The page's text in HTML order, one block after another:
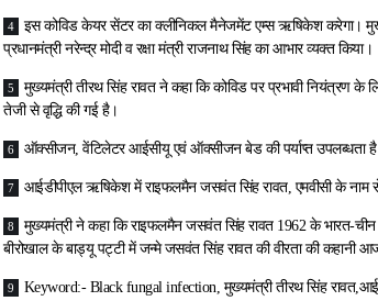
इस कोविड केयर सेंटर का क्लीनिकल मैनेजमेंट एम्स ऋषिकेश करेगा।
प्रधानमंत्री नरेन्द्र मोदी व रक्षा मंत्री राजनाथ सिंह का आभार व्यक्त किया।
मुख्यमंत्री तीरथ सिंह रावत ने कहा कि कोविड पर प्रभावी नियंत्रण के
तेजी से वृद्धि की गई है।
ऑक्सीजन, वेंटिलेटर आईसीयू एवं ऑक्सीजन बेड की पर्याप्त उपलब्धता
आईडीपीएल ऋषिकेश में राइफलमैन जसवंत सिंह रावत, एमवीसी के नाम
मुख्यमंत्री ने कहा कि राइफलमैन जसवंत सिंह रावत 1962 के भारत-
बीरोखाल के बाड्यू पट्टी में जन्मे जसवंत सिंह रावत की वीरता की कहानी
Keyword:- Black fungal infection, मुख्यमंत्री तीरथ सिंह